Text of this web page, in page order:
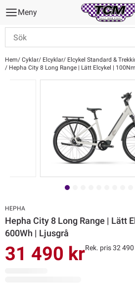
Meny
Hem Cyklar Elcyklar Elcykel Standard &
Hepha City 8 Long Range | Lätt Elcykel |
HEPHA
Hepha City 8 Long Range | Lätt
600Wh | Ljusgrå
31 490 krRek. pris 32